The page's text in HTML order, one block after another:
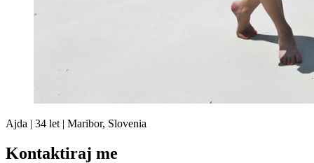
Ajda | 34 let | Maribor, Slovenia
Kontaktiraj me